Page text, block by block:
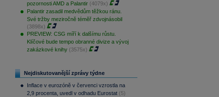
pozornosti AMD a Palantir (4079x)
Palantir zasadil medvědům těžkou ránu.
Své tržby meziročně téměř zdvojnásobil
(3898x)
PREVIEW: CSG míří k dalšímu růstu.
Klíčové bude tempo obranné divize a vývoj
zakázkové knihy (3575x)
Nejdiskutovanější zprávy týdne
Inflace v eurozóně v červenci vzrostla na
2,9 procenta, uvedl v odhadu Eurostat (5)